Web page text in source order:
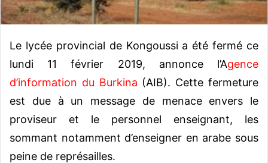
u
r
i
e
Le lycée provincial de Kongoussi a été fermé ce
lundi 11 février 2019, annonce l’Agence
d’information du Burkina (AIB). Cette fermeture
est due à un message de menace envers le
proviseur et le personnel enseignant, les
sommant notamment d’enseigner en arabe sous
peine de représailles.